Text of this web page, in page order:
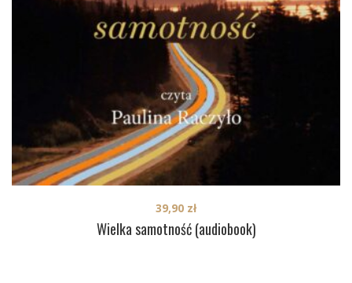
Wielka samotność (audiobook)
39,90 zł